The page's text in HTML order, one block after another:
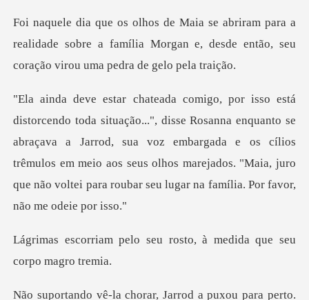
a a
realidade sobre a família Morgan e, desde então
nquanto se
abraçava a Jarrod, sua voz embargada e os cílios
trêmulos em meio aos seus olhos marejad
seu rosto, à medida que